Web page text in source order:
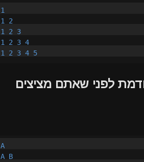
1
1 2
1 2 3
1 2 3 4
1 2 3 4 5
לפני שאתם מציצים
A
A B